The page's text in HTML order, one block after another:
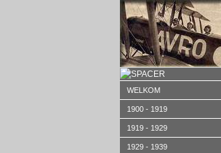
WELKOM
1900 - 1919
1919 - 1929
1929 - 1939